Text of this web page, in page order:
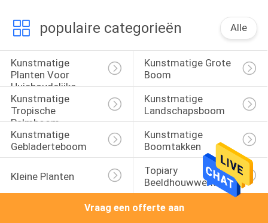
populaire categorieën Alle
Kunstmatige
Planten Voor
Huishoudelijke
Inrichting
Kunstmatige Grote
Boom
Kunstmatige
Tropische
Palmboom
Kunstmatige
Landschapsboom
Kunstmatige
Gebladerteboom
Kunstmatige
Boomtakken
Kleine Planten
Topiary
Beeldhouwwerk
Vraag een offerte aan